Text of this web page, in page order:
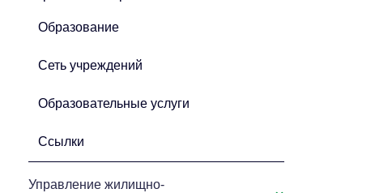
Образование
Сеть учреждений
Образовательные услуги
Ссылки
Управление жилищно-